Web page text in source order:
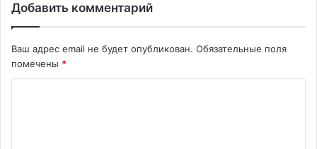
Добавить комментарий
Ваш адрес email не будет опубликован. Обязательные поля
помечены *